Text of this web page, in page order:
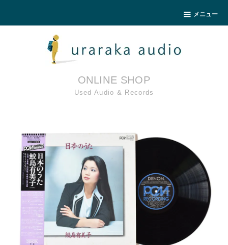
メニュー
ONLINE SHOP
Used Audio & Records